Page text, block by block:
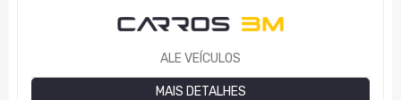
ALE VEÍCULOS
MAIS DETALHES